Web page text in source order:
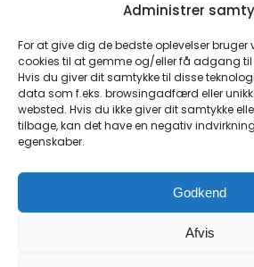
Administrer
For at give dig de bedste oplevelser bruger
cookies til at gemme og/eller få adgang
Hvis du giver dit samtykke til disse
data som f.eks. browsingadfærd eller
websted. Hvis du ikke giver dit samtykke
tilbage, kan det have en negativ
egenskaber.
Godkend
Afvis